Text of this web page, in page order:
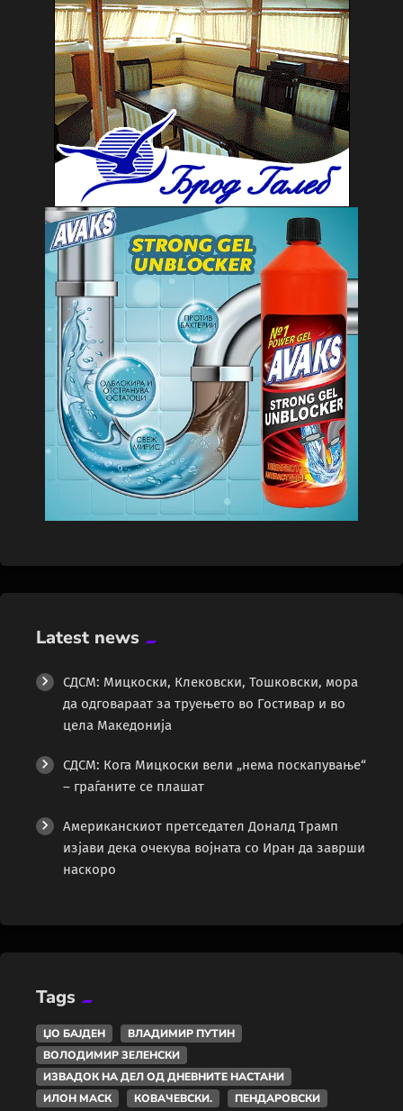
Latest news
СДСМ: Мицкоски, Клековски, Тошковски, мора
да одговараат за труењето во Гостивар и во
цела Македонија
СДСМ: Кога Мицкоски вели „нема поскапување“
– граѓаните се плашат
Американскиот претседател Доналд Трамп
изјави дека очекува војната со Иран да заврши
наскоро
Tags
ЏО БАЈДЕН
ВЛАДИМИР ПУТИН
ВОЛОДИМИР ЗЕЛЕНСКИ
ИЗВАДОК НА ДЕЛ ОД ДНЕВНИТЕ НАСТАНИ
ИЛОН МАСК
КОВАЧЕВСКИ.
ПЕНДАРОВСКИ